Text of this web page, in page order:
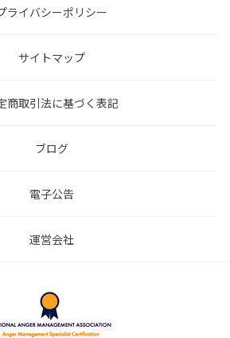
ライバシーポリシー
サイトマップ
商取引法に基づく表記
ブログ
電子公告
運営会社